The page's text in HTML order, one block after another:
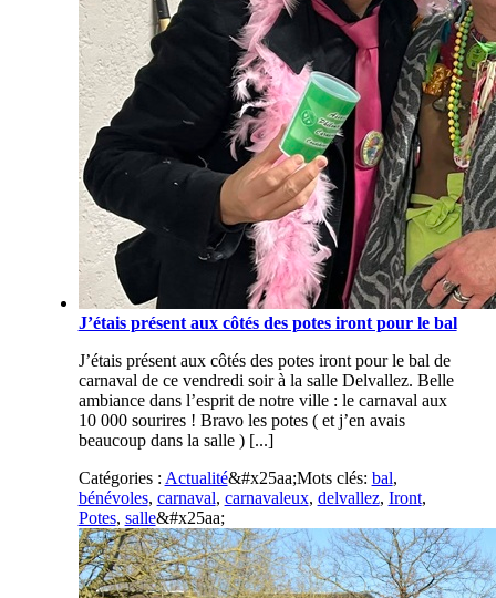
J’étais présent aux côtés des potes iront pour le bal
J’étais présent aux côtés des potes iront pour le bal de
carnaval de ce vendredi soir à la salle Delvallez. Belle
ambiance dans l’esprit de notre ville : le carnaval aux
10 000 sourires ! Bravo les potes ( et j’en avais
beaucoup dans la salle ) [...]
Catégories : Actualité&#x25aa;Mots clés: bal,
bénévoles, carnaval, carnavaleux, delvallez, Iront,
Potes, salle&#x25aa;